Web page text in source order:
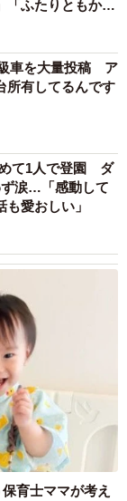
「ふたりともかわ
車を大量投稿 ア
所有してるんです
めて1人で登園 ダ
涙…「感動して
愛おしい」
育士ママが考え